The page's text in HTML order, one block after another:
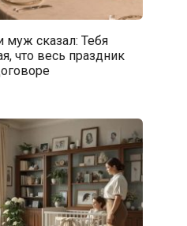
сказал: Тебя
что весь праздник